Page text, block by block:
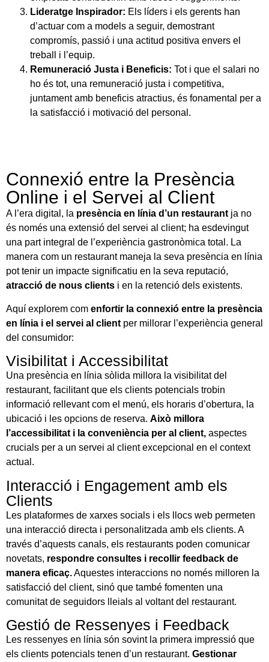
Lideratge Inspirador: Els líders i els gerents han
d’actuar com a models a seguir, demostrant
compromís, passió i una actitud positiva envers el
treball i l’equip.
Remuneració Justa i Beneficis: Tot i que el salari no
ho és tot, una remuneració justa i competitiva,
juntament amb beneficis atractius, és fonamental per a
la satisfacció i motivació del personal.
Connexió entre la Presència
Online i el Servei al Client
A l’era digital, la presència en línia d’un restaurant ja no
és només una extensió del servei al client; ha esdevingut
una part integral de l’experiència gastronòmica total. La
manera com un restaurant maneja la seva presència en línia
pot tenir un impacte significatiu en la seva reputació,
atracció de nous clients i en la retenció dels existents.
Aquí explorem com enfortir la connexió entre la presència
en línia i el servei al client per millorar l’experiència general
del consumidor:
Visibilitat i Accessibilitat
Una presència en línia sòlida millora la visibilitat del
restaurant, facilitant que els clients potencials trobin
informació rellevant com el menú, els horaris d’obertura, la
ubicació i les opcions de reserva. Això millora
l’accessibilitat i la conveniència per al client, aspectes
crucials per a un servei al client excepcional en el context
actual.
Interacció i Engagement amb els
Clients
Les plataformes de xarxes socials i els llocs web permeten
una interacció directa i personalitzada amb els clients. A
través d’aquests canals, els restaurants poden comunicar
novetats, respondre consultes i recollir feedback de
manera eficaç.Aquestes interaccions no només milloren la
satisfacció del client, sinó que també fomenten una
comunitat de seguidors lleials al voltant del restaurant.
Gestió de Ressenyes i Feedback
Les ressenyes en línia són sovint la primera impressió que
els clients potencials tenen d’un restaurant. Gestionar